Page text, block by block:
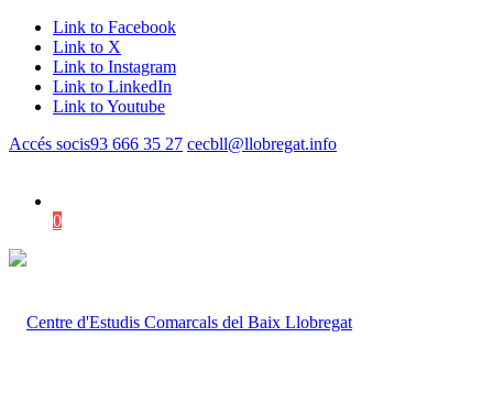
Link to Facebook
Link to X
Link to Instagram
Link to LinkedIn
Link to Youtube
Accés socis93 666 35 27 cecbll@llobregat.info
0